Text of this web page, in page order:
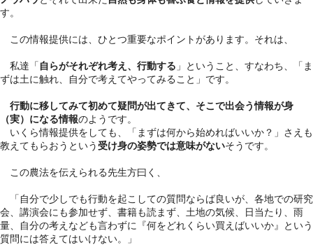
す。
この情報提供には、ひとつ重要なポイントがあります。それは、
私達「 自らがそれぞれ考え、行動する 」ということ、すなわち、「ま
ずは土に触れ、自分で考えてやってみること」です。
行動に移してみて初めて疑問が出てきて、そこで出会う情報が身
（実）になる情報のようです。
いくら情報提供をしても、
「まずは何から始めればいいか？」さえも
教えてもらおうという受け身の姿勢では意味がないそうです。
この農法を伝えられる先生方曰く、
「自分で少しでも行動を起こしての質問ならば良いが、 各地での研究
会、講演会にも参加せず、書籍も読まず、土地の気候、日当たり、雨
量、自分の考えなども言わずに『何をどれくらい買えばいいか』という
質問には答えてはいけない。
」